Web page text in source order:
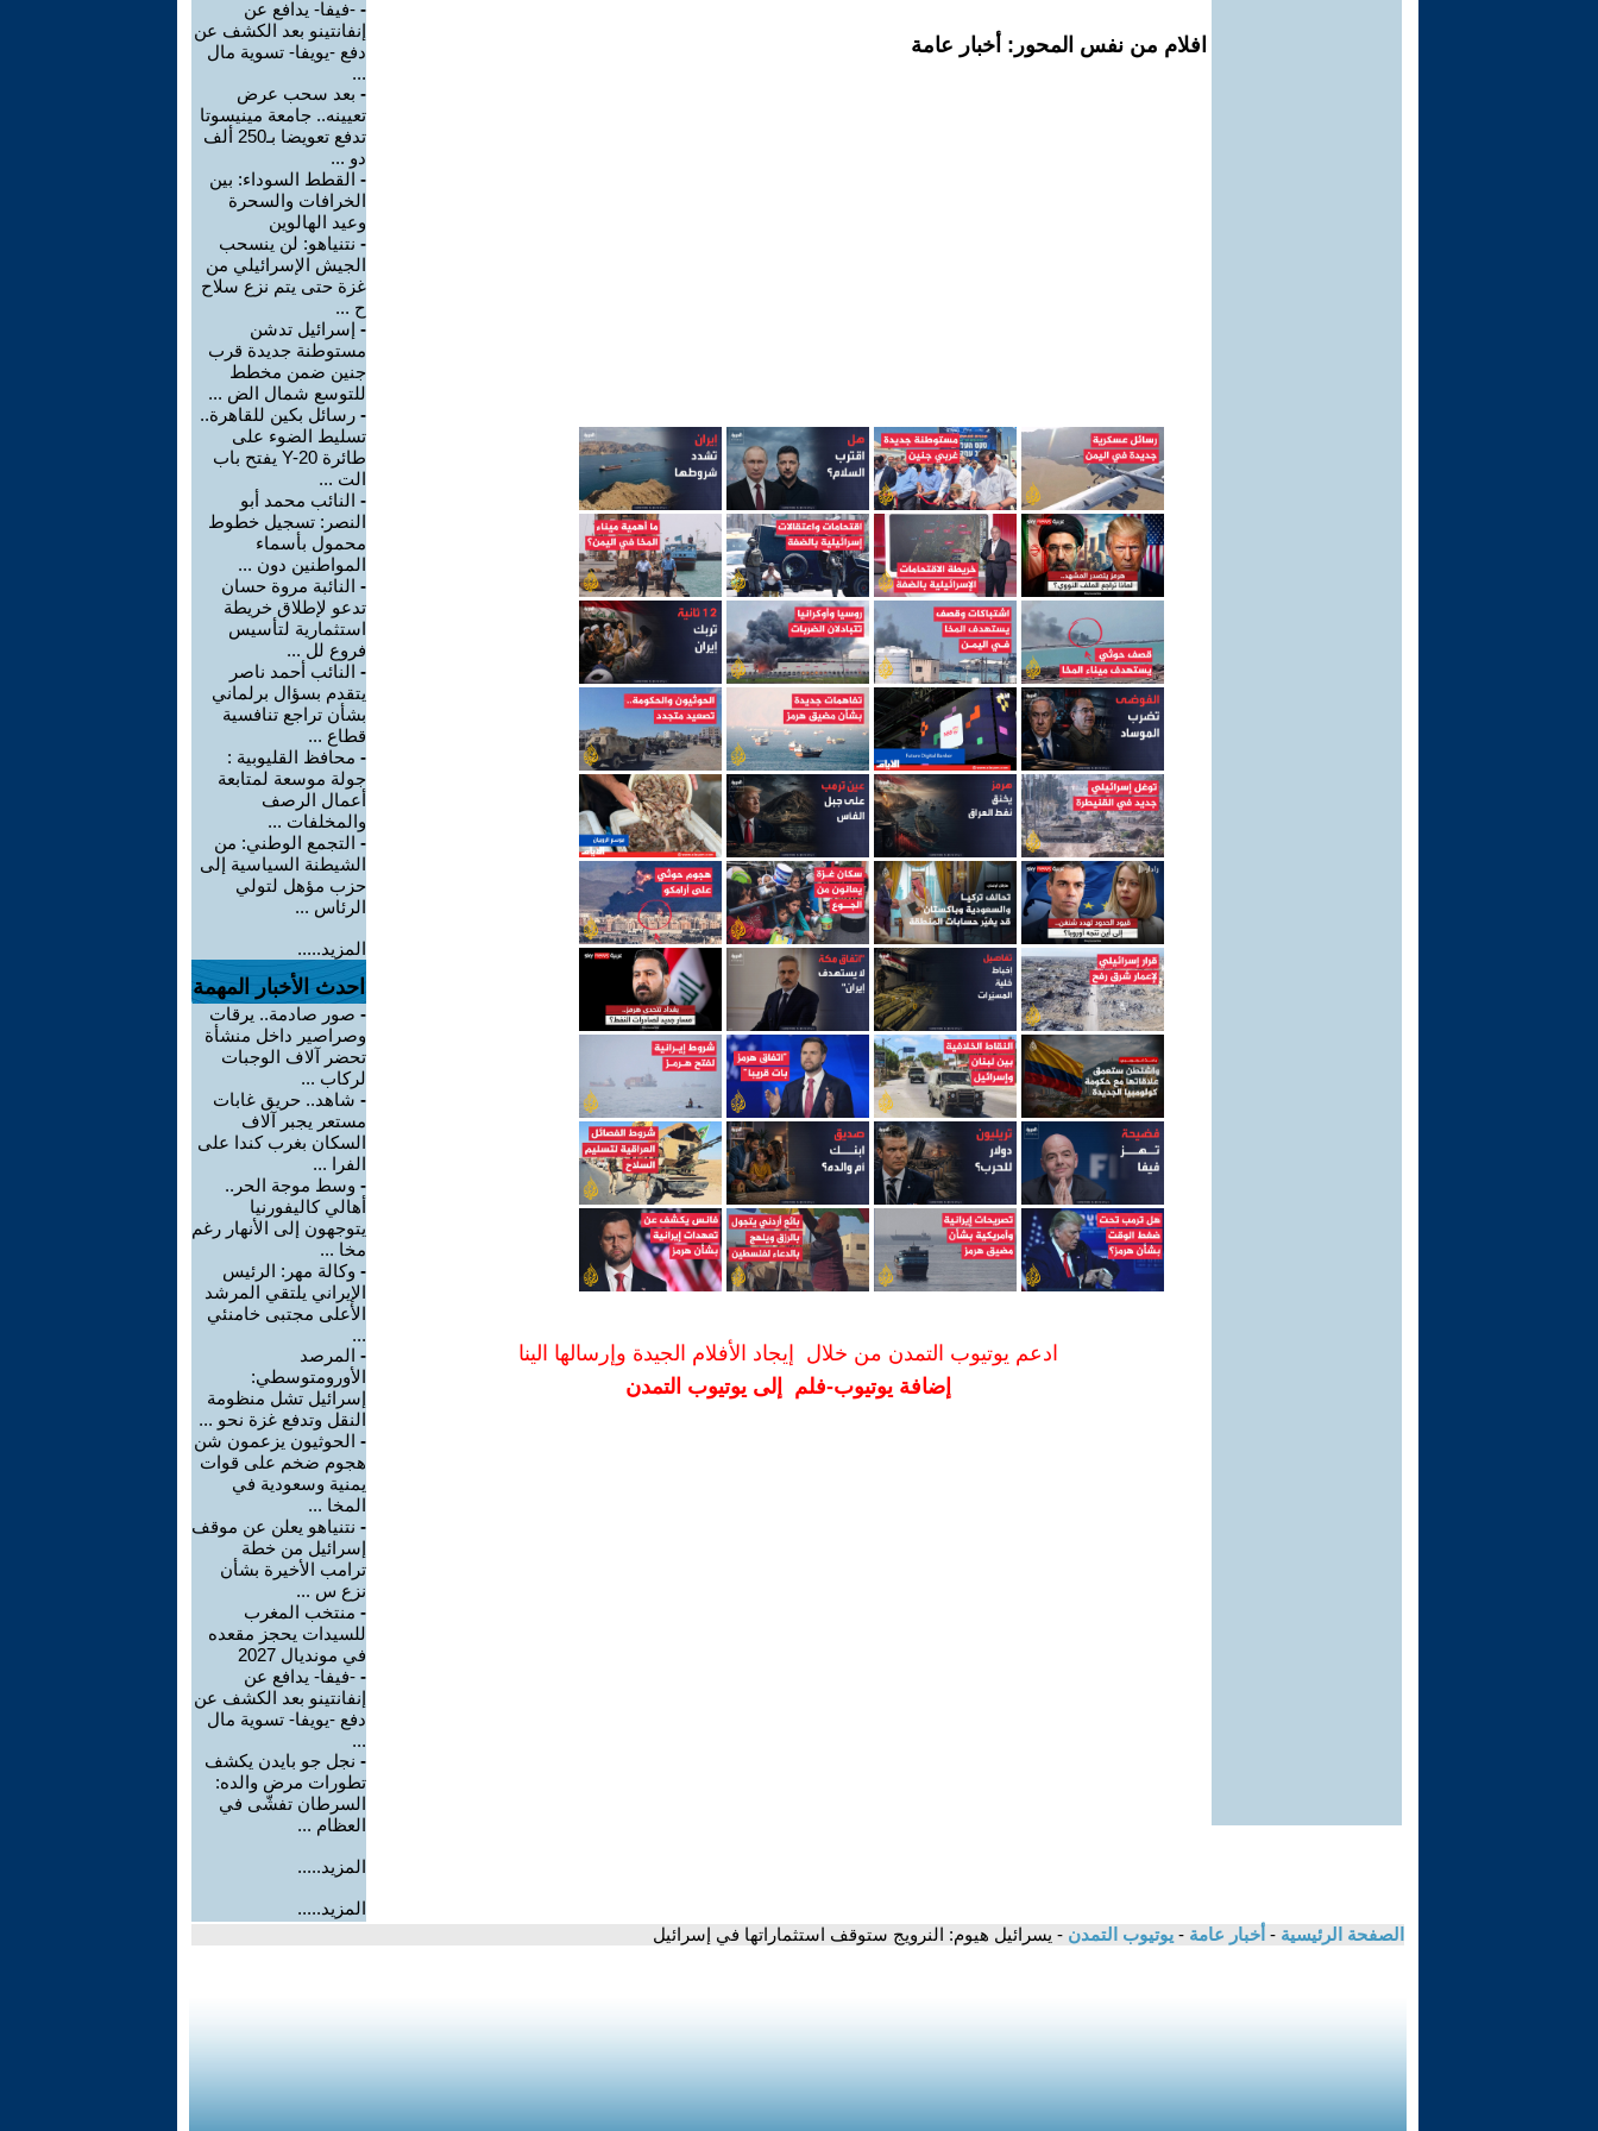
افلام من نفس المحور: أخبار عامة
ادعم يوتيوب التمدن من خلال إيجاد الأفلام الجيدة وإرسالها الينا
إضافة يوتيوب-فلم إلى يوتيوب التمدن
- -فيفا- يدافع عن
إنفانتينو بعد الكشف عن
دفع -يويفا- تسوية مال
...
- بعد سحب عرض
تعيينه.. جامعة مينيسوتا
تدفع تعويضا بـ250 ألف
دو ...
- القطط السوداء: بين
الخرافات والسحرة
وعيد الهالوين
- نتنياهو: لن ينسحب
الجيش الإسرائيلي من
غزة حتى يتم نزع سلاح
ح ...
- إسرائيل تدشن
مستوطنة جديدة قرب
جنين ضمن مخطط
للتوسع شمال الض ...
- رسائل بكين للقاهرة..
تسليط الضوء على
طائرة Y-20 يفتح باب
الت ...
- النائب محمد أبو
النصر: تسجيل خطوط
محمول بأسماء
المواطنين دون ...
- النائبة مروة حسان
تدعو لإطلاق خريطة
استثمارية لتأسيس
فروع لل ...
- النائب أحمد ناصر
يتقدم بسؤال برلماني
بشأن تراجع تنافسية
قطاع ...
- محافظ القليوبية :
جولة موسعة لمتابعة
أعمال الرصف
والمخلفات ...
- التجمع الوطني: من
الشيطنة السياسية إلى
حزب مؤهل لتولي
الرئاس ...
المزيد.....
احدث الأخبار المهمة
- صور صادمة.. يرقات
وصراصير داخل منشأة
تحضر آلاف الوجبات
لركاب ...
- شاهد.. حريق غابات
مستعر يجبر آلاف
السكان بغرب كندا على
الفرا ...
- وسط موجة الحر..
أهالي كاليفورنيا
يتوجهون إلى الأنهار رغم
مخا ...
- وكالة مهر: الرئيس
الإيراني يلتقي المرشد
الأعلى مجتبى خامنئي
...
- المرصد
الأورومتوسطي:
إسرائيل تشل منظومة
النقل وتدفع غزة نحو ...
- الحوثيون يزعمون شن
هجوم ضخم على قوات
يمنية وسعودية في
المخا ...
- نتنياهو يعلن عن موقف
إسرائيل من خطة
ترامب الأخيرة بشأن
نزع س ...
- منتخب المغرب
للسيدات يحجز مقعده
في مونديال 2027
- -فيفا- يدافع عن
إنفانتينو بعد الكشف عن
دفع -يويفا- تسوية مال
...
- نجل جو بايدن يكشف
تطورات مرض والده:
السرطان تفشّى في
العظام ...
المزيد.....
المزيد.....
الصفحة الرئيسية - أخبار عامة - يوتيوب التمدن - يسرائيل هيوم: النرويج ستوقف استثماراتها في إسرائيل